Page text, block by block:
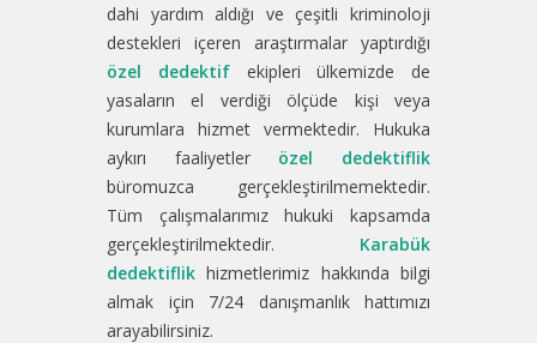
dahi yardım aldığı ve çeşitli kriminoloji
destekleri içeren araştırmalar yaptırdığı
özel dedektifekipleri ülkemizde de
yasaların el verdiği ölçüde kişi veya
kurumlara hizmet vermektedir. Hukuka
aykırı faaliyetler özel dedektiflik
büromuzca gerçekleştirilmemektedir.
Tüm çalışmalarımız hukuki kapsamda
gerçekleştirilmektedir. Karabük
dedektiflik hizmetlerimiz hakkında bilgi
almak için 7/24 danışmanlık hattımızı
arayabilirsiniz.